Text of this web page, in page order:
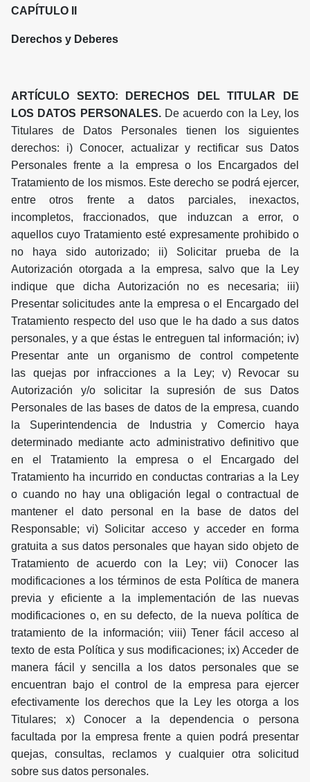
CAPÍTULO II
Derechos y Deberes
ARTÍCULO SEXTO: DERECHOS DEL TITULAR DE
LOS DATOS PERSONALES.De acuerdo con la Ley, los
Titulares de Datos Personales tienen los siguientes
derechos: i) Conocer, actualizar y rectificar sus Datos
Personales frente a la empresa o los Encargados del
Tratamiento de los mismos. Este derecho se podrá ejercer,
entre otros frente a datos parciales, inexactos,
incompletos, fraccionados, que induzcan a error, o
aquellos cuyo Tratamiento esté expresamente prohibido o
no haya sido autorizado; ii) Solicitar prueba de la
Autorización otorgada a la empresa, salvo que la Ley
indique que dicha Autorización no es necesaria; iii)
Presentar solicitudes ante la empresa o el Encargado del
Tratamiento respecto del uso que le ha dado a sus datos
personales, y a que éstas le entreguen tal información; iv)
Presentar ante un organismo de control competente
las quejas por infracciones a la Ley; v) Revocar su
Autorización y/o solicitar la supresión de sus Datos
Personales de las bases de datos de la empresa, cuando
la Superintendencia de Industria y Comercio haya
determinado mediante acto administrativo definitivo que
en el Tratamiento la empresa o el Encargado del
Tratamiento ha incurrido en conductas contrarias a la Ley
o cuando no hay una obligación legal o contractual de
mantener el dato personal en la base de datos del
Responsable; vi) Solicitar acceso y acceder en forma
gratuita a sus datos personales que hayan sido objeto de
Tratamiento de acuerdo con la Ley; vii) Conocer las
modificaciones a los términos de esta Política de manera
previa y eficiente a la implementación de las nuevas
modificaciones o, en su defecto, de la nueva política de
tratamiento de la información; viii) Tener fácil acceso al
texto de esta Política y sus modificaciones; ix) Acceder de
manera fácil y sencilla a los datos personales que se
encuentran bajo el control de la empresa para ejercer
efectivamente los derechos que la Ley les otorga a los
Titulares; x) Conocer a la dependencia o persona
facultada por la empresa frente a quien podrá presentar
quejas, consultas, reclamos y cualquier otra solicitud
sobre sus datos personales.